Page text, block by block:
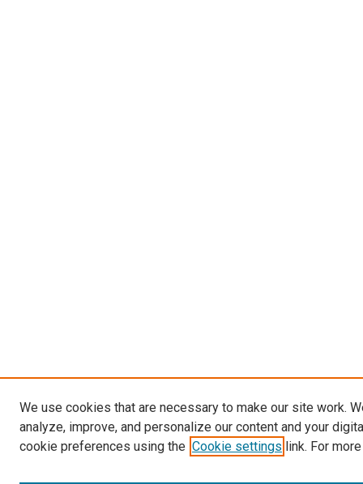
We use cookies that are necessary to make our site work.
analyze, improve, and personalize our content and your
cookie preferences using the Cookie settings link. For